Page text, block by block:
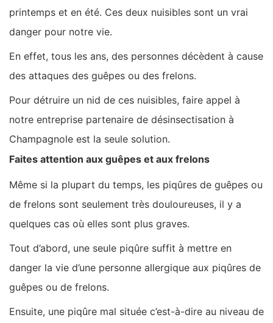
printemps et en été. Ces deux nuisibles sont un vrai
danger pour notre vie.
En effet, tous les ans, des personnes décèdent à cause
des attaques des guêpes ou des frelons.
Pour détruire un nid de ces nuisibles, faire appel à
notre entreprise partenaire de désinsectisation à
Champagnole est la seule solution.
Faites attention aux guêpes et aux frelons
Même si la plupart du temps, les piqûres de guêpes ou
de frelons sont seulement très douloureuses, il y a
quelques cas où elles sont plus graves.
Tout d’abord, une seule piqûre suffit à mettre en
danger la vie d’une personne allergique aux piqûres de
guêpes ou de frelons.
Ensuite, une piqûre mal située c’est-à-dire au niveau de